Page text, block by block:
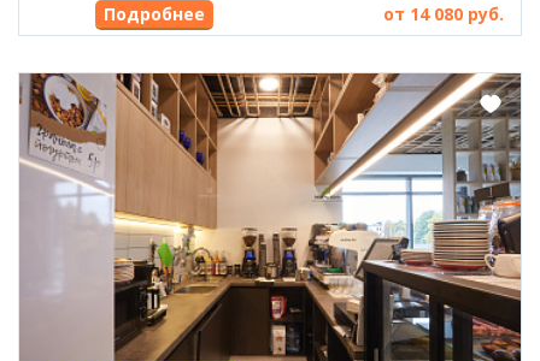
Подробнее от 14 080 руб.